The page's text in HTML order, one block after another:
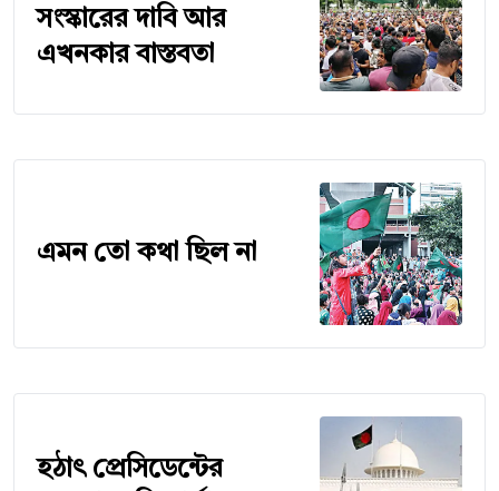
সংস্কারের দাবি আর
এখনকার বাস্তবতা
এমন তো কথা ছিল না
হঠাৎ প্রেসিডেন্টের